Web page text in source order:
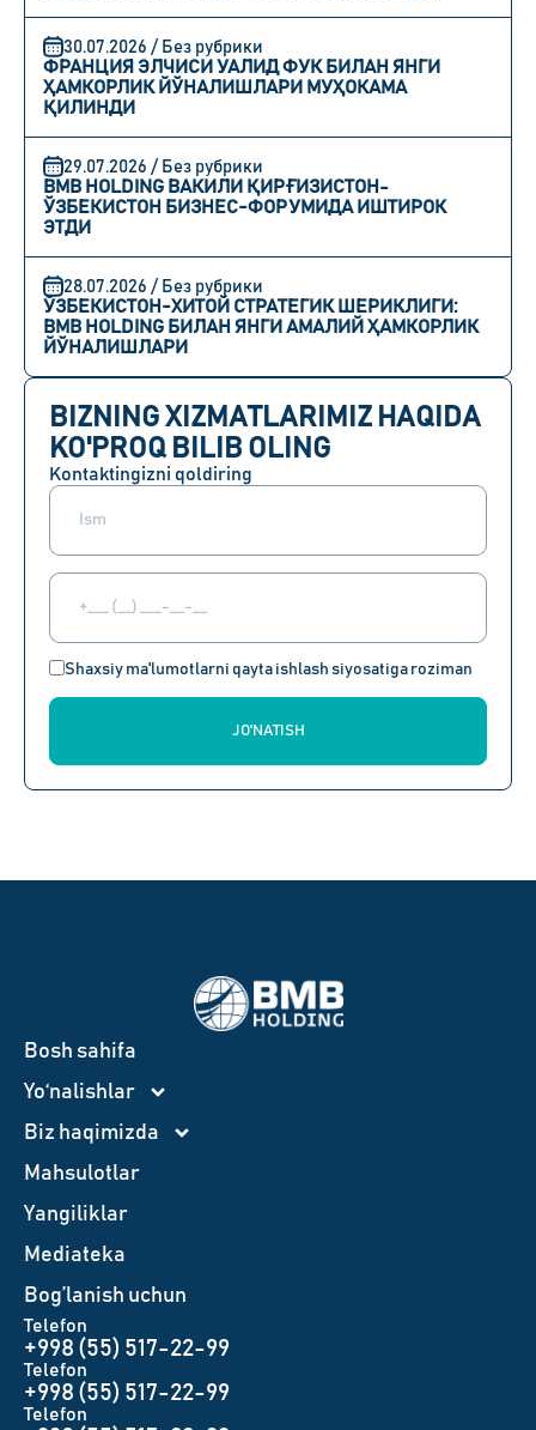
30.07.2026 / Без рубрики
ФРАНЦИЯ ЭЛЧИСИ УАЛИД ФУК БИЛАН ЯНГИ
ҲАМКОРЛИК ЙЎНАЛИШЛАРИ МУҲОКАМА
ҚИЛИНДИ
29.07.2026 / Без рубрики
BMB HOLDING ВАКИЛИ ҚИРҒИЗИСТОН-
ЎЗБЕКИСТОН БИЗНЕС-ФОРУМИДА ИШТИРОК
ЭТДИ
28.07.2026 / Без рубрики
ЎЗБЕКИСТОН-ХИТОЙ СТРАТЕГИК ШЕРИКЛИГИ:
BMB HOLDING БИЛАН ЯНГИ АМАЛИЙ ҲАМКОРЛИК
ЙЎНАЛИШЛАРИ
BIZNING XIZMATLARIMIZ HAQIDA
KO'PROQ BILIB OLING
Kontaktingizni qoldiring
Shaxsiy ma'lumotlarni qayta ishlash siyosatiga roziman
JO'NATISH
Bosh sahifa
Yo‘nalishlar
Biz haqimizda
Mahsulotlar
Yangiliklar
Mediateka
Bog’lanish uchun
Telefon
+998 (55) 517-22-99
Telefon
+998 (55) 517-22-99
Telefon